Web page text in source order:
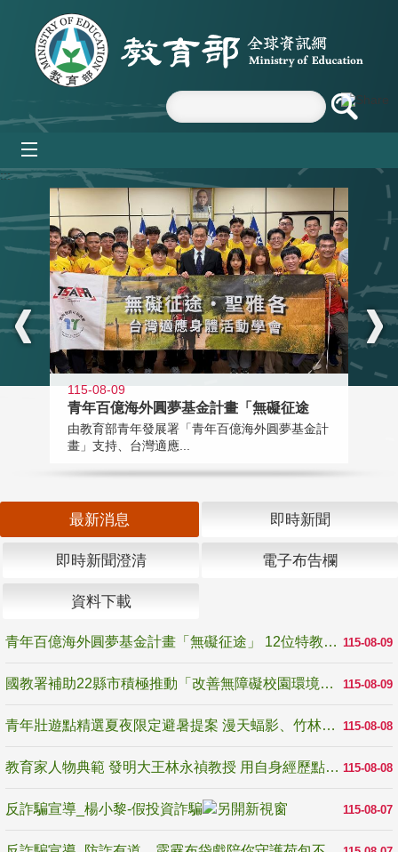
跳到主要內容區塊
:::
115-08-09
青年百億海外圓夢基金計畫「無礙征途
由教育部青年發展署「青年百億海外圓夢基金計
畫」支持、台灣適應...
最新消息 即時新聞
即時新聞澄清 電子布告欄
資料下載
115-08-09
青年百億海外圓夢基金計畫「無礙征途」 12位特教與弱勢青年勇闖西班牙 跨越感官限制見證生命蛻變
115-08-09
國教署補助22縣市積極推動「改善無障礙校園環境計畫」 打造友善、安全、無礙學習空間
115-08-08
青年壯遊點精選夏夜限定避暑提案 漫天蝠影、竹林尋蛙、茶香夜觀 邀青年暮色出發
115-08-08
教育家人物典範 發明大王林永禎教授 用自身經歷點亮學生的路
115-08-07
反詐騙宣導_楊小黎-假投資詐騙